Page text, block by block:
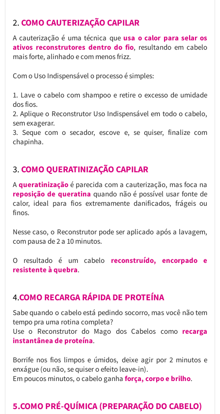
2.COMO CAUTERIZAÇÃO CAPILAR
A cauterização é uma técnica queusa o calor para selar os
ativos reconstrutores dentro do fio, resultando em cabelo
mais forte, alinhado e com menos frizz.
Com o Uso Indispensável o processo é simples:
Lave o cabelo com shampoo e retire o excesso de umidade
dos fios.
Aplique o Reconstrutor Uso Indispensável em todo o cabelo,
sem exagerar.
Seque com o secador, escove e, se quiser, finalize com
chapinha.
3.COMO QUERATINIZAÇÃO CAPILAR
A queratinizaçãoé parecida com a cauterização, mas foca na
reposição de queratina quando não é possível usar fonte de
calor, ideal para fios extremamente danificados, frágeis ou
finos.
Nesse caso, o Reconstrutor pode ser aplicado após a lavagem,
com pausa de 2 a 10 minutos.
O resultado é um cabelo reconstruído, encorpado e
resistente à quebra.
4.COMO RECARGA RÁPIDA DE PROTEÍNA
Sabe quando o cabelo está pedindo socorro, mas você não tem
tempo pra uma rotina completa?
Use o Reconstrutor do Mago dos Cabelos como recarga
instantânea de proteína.
Borrife nos fios limpos e úmidos, deixe agir por 2 minutos e
enxágue (ou não, se quiser o efeito leave-in).
Em poucos minutos, o cabelo ganha força, corpo e brilho.
5.COMO PRÉ-QUÍMICA (PREPARAÇÃO DO CABELO)